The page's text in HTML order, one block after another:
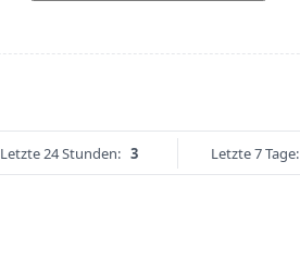
Letzte 24 Stunden: 3 Letzte 7 Tage: